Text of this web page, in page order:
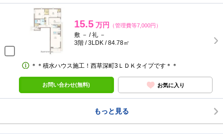
15.5 万円 （管理費等7,000円）
敷 － / 礼 －
3階 / 3LDK / 84.78㎡
＊＊積水ハウス施工！西草深町3ＬＤＫタイプです＊＊
お問い合わせ(無料) お気に入り
もっと見る